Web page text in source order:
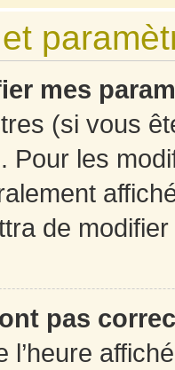
mes
(si vous
Pour les
de
pas
l’heure